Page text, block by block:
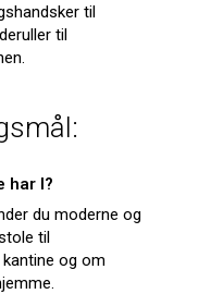
til
til
har I?
du moderne og
til
og om